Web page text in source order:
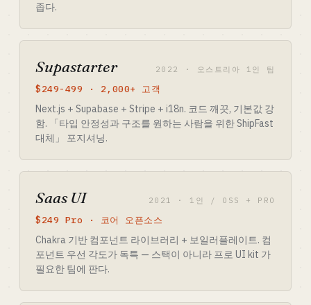
좁다.
Supastarter 2022 · 오스트리아 1인 팀
$249-499 · 2,000+ 고객
Next.js + Supabase + Stripe + i18n. 코드 깨끗, 기본값 강
함. 「타입 안정성과 구조를 원하는 사람을 위한 ShipFast
대체」 포지셔닝.
Saas UI 2021 · 1인 / OSS + PRO
$249 Pro · 코어 오픈소스
Chakra 기반 컴포넌트 라이브러리 + 보일러플레이트. 컴
포넌트 우선 각도가 독특 — 스택이 아니라 프로 UI kit 가
필요한 팀에 판다.